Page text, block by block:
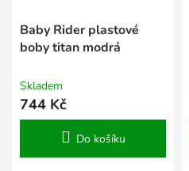
Baby Rider plastové
boby titan modrá
Skladem
744 Kč
Do košíku